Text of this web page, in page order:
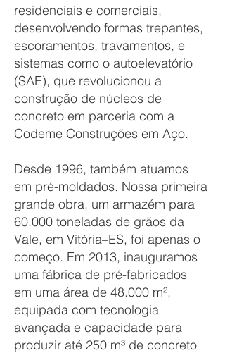
residenciais e comerciais,
desenvolvendo formas trepantes,
escoramentos, travamentos, e
sistemas como o autoelevatório
(SAE), que revolucionou a
construção de núcleos de
concreto em parceria com a
Codeme Construções em Aço.
Desde 1996, também atuamos
em pré-moldados. Nossa primeira
grande obra, um armazém para
60.000 toneladas de grãos da
Vale, em Vitória–ES, foi apenas o
começo. Em 2013, inauguramos
uma fábrica de pré-fabricados
em uma área de 48.000 m²,
equipada com tecnologia
avançada e capacidade para
produzir até 250 m³ de concreto